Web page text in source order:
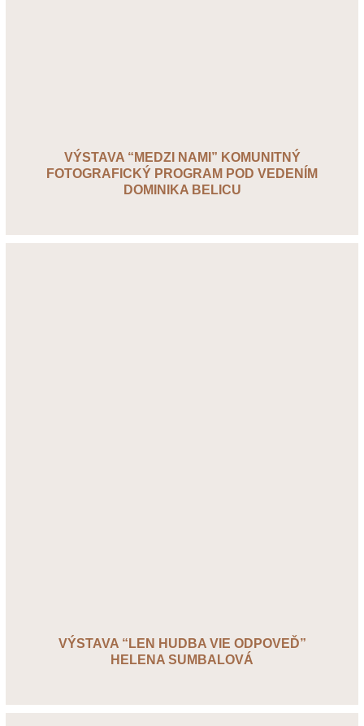
VÝSTAVA “MEDZI NAMI” KOMUNITNÝ
FOTOGRAFICKÝ PROGRAM POD VEDENÍM
DOMINIKA BELICU
VÝSTAVA “LEN HUDBA VIE ODPOVEĎ”
HELENA SUMBALOVÁ